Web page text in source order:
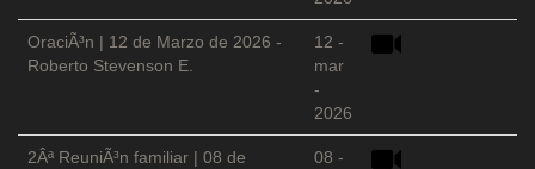
OraciÃ³n | 12 de Marzo de 2026 -
Roberto Stevenson E.
12 -
mar
-
2026
2Âª ReuniÃ³n familiar | 08 de
08 -